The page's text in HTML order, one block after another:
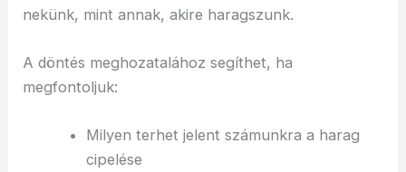
nekünk, mint annak, akire haragszunk.
A döntés meghozatalához segíthet, ha
megfontoljuk:
Milyen terhet jelent számunkra a harag
cipelése